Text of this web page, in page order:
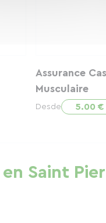
Assurance
Musculaire
Desde 5.00
Saint